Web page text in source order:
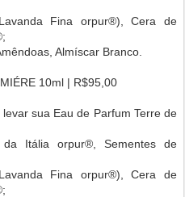
Fina orpur®), Cera de
Almíscar Branco.
10ml | R$95,00
sua Eau de Parfum Terre de
Itália orpur®, Sementes de
Fina orpur®), Cera de